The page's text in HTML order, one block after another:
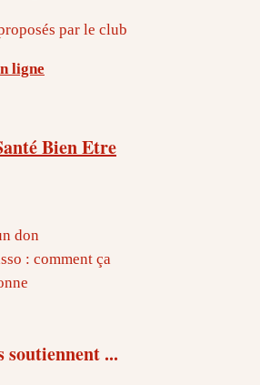
par le club
ligne
Bien Etre
don
: comment ça
soutiennent ...